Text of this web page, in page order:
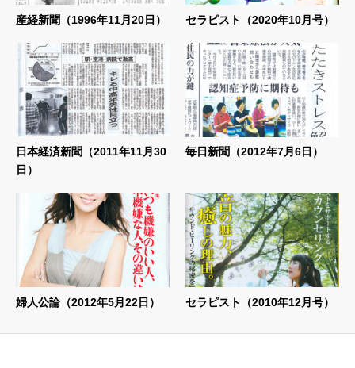
産経新聞（1996年11月20日） セラピスト（2020年10月号）
日本経済新聞（2011年11月30
日）
毎日新聞（2012年7月6日）
婦人公論（2012年5月22日） セラピスト（2010年12月号）